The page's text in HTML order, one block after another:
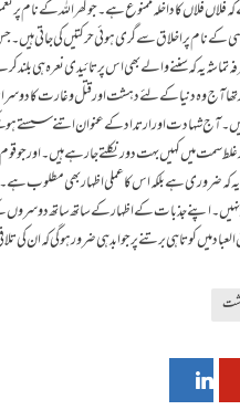
کہ فلاں فلاں کا داخلہ ممنوع ہے۔ جو گھر اللہ کے
کے نام پر اخلاق سے گری ہوئی حرکتیں کی جاتی
تماشہ یہ کہ سننے والے بھی اس پر تائیدی نعرہ ہی بلند
تھا آج وہ دنیا کے لئے دہشت اور قتل و غارت کا
آج شہادت اور ارتداد کے عنوان اتنے سستے ہو
سمت میں کہیں بہت دور نکلتے جا رہے ہیں۔ اور جو
ہے بلکہ اس کا عملی اظہار بھی مطلوب ہے۔
نہیں۔ اپنے جذبات کے اظہار کے ساتھ ساتھ
العباد میں کوتاہی برتنے پر جوابدہی ضرور ہو گی کہ ان